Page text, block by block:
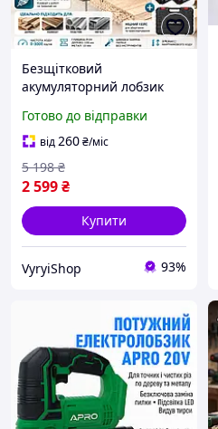
Безщітковий
акумуляторний лобзик
дереву для ламінату ДСП
фанери 2 АКБ кейс
зарядний пристрій
Готово до відправки
від260₴/міс
2 599₴
5 198 ₴
Купити
VyryiShop 93%